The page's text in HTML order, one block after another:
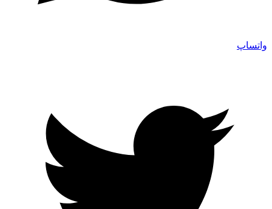
واتساپ